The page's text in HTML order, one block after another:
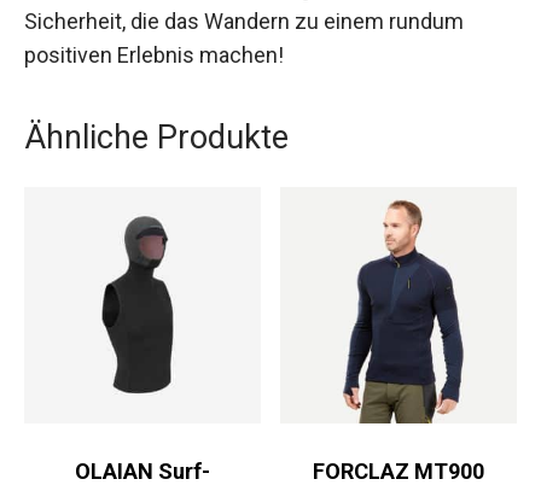
Sicherheit, die das Wandern zu einem rundum
positiven Erlebnis machen!
Ähnliche Produkte
OLAIAN Surf-
FORCLAZ MT900